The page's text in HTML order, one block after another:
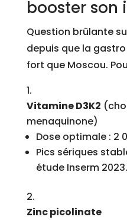
booster son
Question brûlante
depuis que la
fort que Moscou.
Vitamine D3K2
menaquinone)
Dose optimale : 2
Pics sériques
étude Inserm 2023.
Zinc picolinate